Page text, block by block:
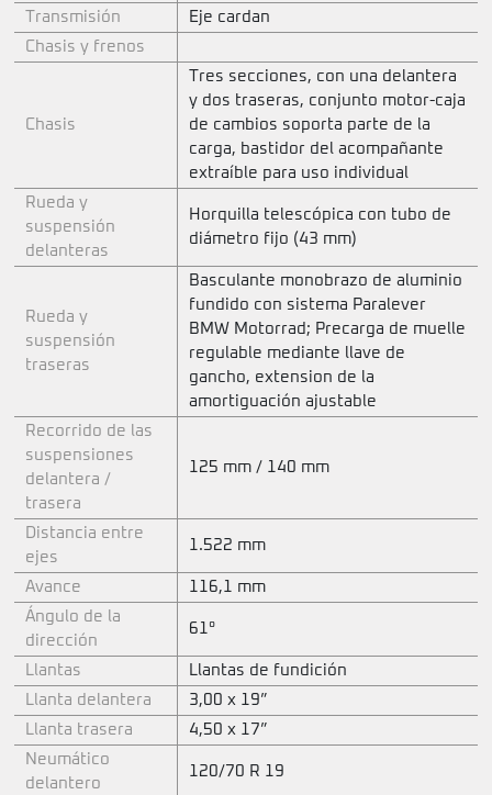
Transmisión
Eje cardan
Chasis y frenos
Chasis
Tres secciones, con una delantera
y dos traseras, conjunto motor-caja
de cambios soporta parte de la
carga, bastidor del acompañante
extraíble para uso individual
Rueda y
suspensión
delanteras
Horquilla telescópica con tubo de
diámetro fijo (43 mm)
Rueda y
suspensión
traseras
Basculante monobrazo de aluminio
fundido con sistema Paralever
BMW Motorrad; Precarga de muelle
regulable mediante llave de
gancho, extension de la
amortiguación ajustable
Recorrido de las
suspensiones
delantera /
trasera
125 mm / 140 mm
Distancia entre
ejes
1.522 mm
Avance
116,1 mm
Ángulo de la
dirección
61°
Llantas
Llantas de fundición
Llanta delantera
3,00 x 19”
Llanta trasera
4,50 x 17”
Neumático
delantero
120/70 R 19